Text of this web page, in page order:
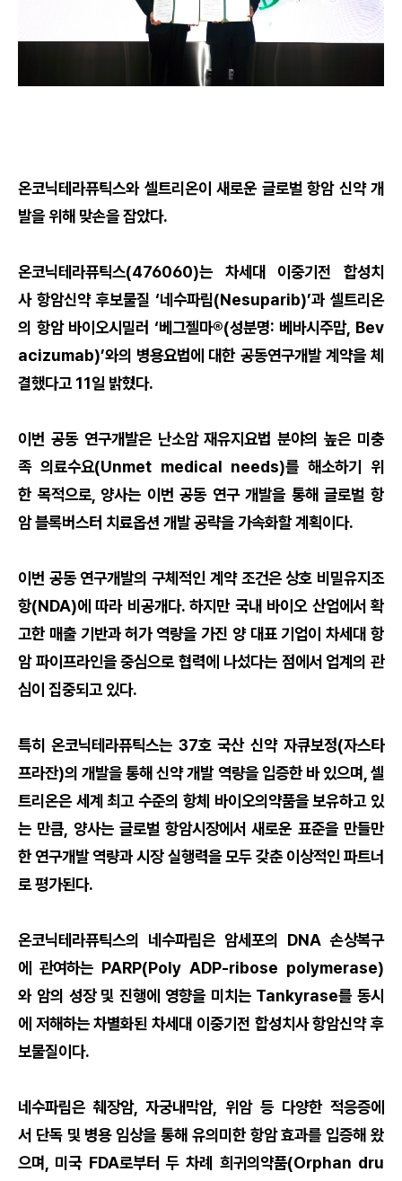
온코닉테라퓨틱스와 셀트리온이 새로운 글로벌 항암 신약 개
발을 위해 맞손을 잡았다.
온코닉테라퓨틱스(476060)는 차세대 이중기전 합성치
사 항암신약 후보물질 ‘네수파립(Nesuparib)’과 셀트리온
의 항암 바이오시밀러 ‘베그젤마®(성분명: 베바시주맙, Bev
acizumab)’와의 병용요법에 대한 공동연구개발 계약을 체
결했다고 11일 밝혔다.
이번 공동 연구개발은 난소암 재유지요법 분야의 높은 미충
족 의료수요(Unmet medical needs)를 해소하기 위
한 목적으로, 양사는 이번 공동 연구 개발을 통해 글로벌 항
암 블록버스터 치료옵션 개발 공략을 가속화할 계획이다.
이번 공동 연구개발의 구체적인 계약 조건은 상호 비밀유지조
항(NDA)에 따라 비공개다. 하지만 국내 바이오 산업에서 확
고한 매출 기반과 허가 역량을 가진 양 대표 기업이 차세대 항
암 파이프라인을 중심으로 협력에 나섰다는 점에서 업계의 관
심이 집중되고 있다.
특히 온코닉테라퓨틱스는 37호 국산 신약 자큐보정(자스타
프라잔)의 개발을 통해 신약 개발 역량을 입증한 바 있으며, 셀
트리온은 세계 최고 수준의 항체 바이오의약품을 보유하고 있
는 만큼, 양사는 글로벌 항암시장에서 새로운 표준을 만들만
한 연구개발 역량과 시장 실행력을 모두 갖춘 이상적인 파트너
로 평가된다.
온코닉테라퓨틱스의 네수파립은 암세포의 DNA 손상복구
에 관여하는 PARP(Poly ADP-ribose polymerase)
와 암의 성장 및 진행에 영향을 미치는 Tankyrase를 동시
에 저해하는 차별화된 차세대 이중기전 합성치사 항암신약 후
보물질이다.
네수파립은 췌장암, 자궁내막암, 위암 등 다양한 적응증에
서 단독 및 병용 임상을 통해 유의미한 항암 효과를 입증해 왔
으며, 미국 FDA로부터 두 차례 희귀의약품(Orphan dru